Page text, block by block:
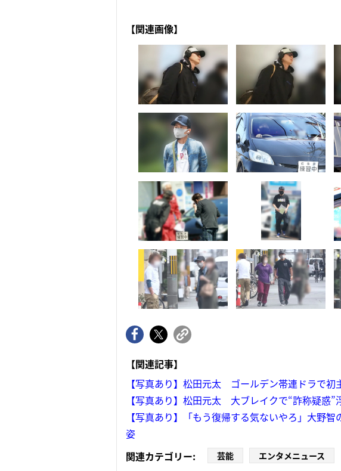
【関連画像】
【関連記事】
【写真あり】松田元太 ゴールデン帯連ドラで
【写真あり】松田元太 大ブレイクで“詐称疑惑”
【写真あり】「もう復帰する気ないやろ」大野
姿
関連カテゴリー:
芸能 エンタメニュース